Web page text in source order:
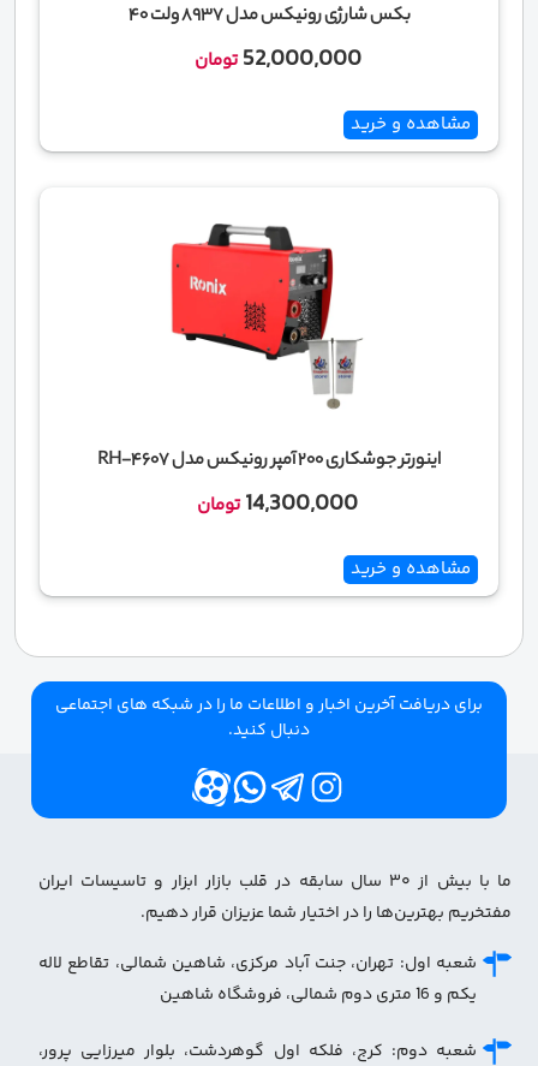
بکس شارژی رونیکس مدل 8937 ولت 40
52,000,000 تومان
مشاهده و خرید
اینورتر جوشکاری 200 آمپر رونیکس مدل RH-4607
14,300,000 تومان
مشاهده و خرید
برای دریافت آخرین اخبار و اطلاعات ما را در شبکه های اجتماعی
دنبال کنید.
ما با بیش از ۳۰ سال سابقه در قلب بازار ابزار و تاسیسات ایران
مفتخریم بهترین‌ها را در اختیار شما عزیزان قرار دهیم.
شعبه اول: تهران، جنت آباد مرکزی، شاهین شمالی، تقاطع لاله
یکم و 16 متری دوم شمالی، فروشگاه شاهین
شعبه دوم: کرج، فلکه اول گوهردشت، بلوار میرزایی پرور،